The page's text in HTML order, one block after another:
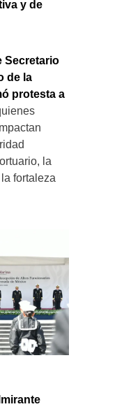
y de
Secretario
de la
protesta a
la
fortaleza